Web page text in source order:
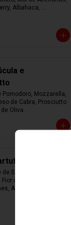
Albahaca,
e
Pomodoro, Mozzarella,
de Cabra, Prosciutto
Oliva.
e Funghi
Salsa Bianca,
di Latte,
Albahaca,